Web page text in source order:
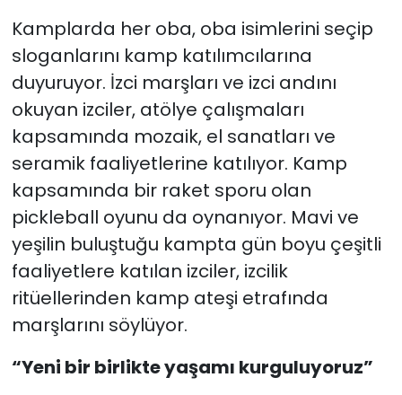
Kamplarda her oba, oba isimlerini seçip
sloganlarını kamp katılımcılarına
duyuruyor. İzci marşları ve izci andını
okuyan izciler, atölye çalışmaları
kapsamında mozaik, el sanatları ve
seramik faaliyetlerine katılıyor. Kamp
kapsamında bir raket sporu olan
pickleball oyunu da oynanıyor. Mavi ve
yeşilin buluştuğu kampta gün boyu çeşitli
faaliyetlere katılan izciler, izcilik
ritüellerinden kamp ateşi etrafında
marşlarını söylüyor.
“Yeni bir birlikte yaşamı kurguluyoruz”
YAŞAM
Yazarlar